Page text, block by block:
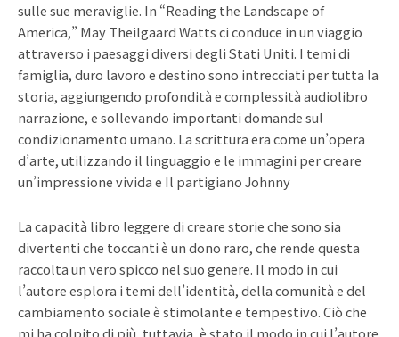
sulle sue meraviglie. In “Reading the Landscape of
America,” May Theilgaard Watts ci conduce in un viaggio
attraverso i paesaggi diversi degli Stati Uniti. I temi di
famiglia, duro lavoro e destino sono intrecciati per tutta la
storia, aggiungendo profondità e complessità audiolibro
narrazione, e sollevando importanti domande sul
condizionamento umano. La scrittura era come un’opera
d’arte, utilizzando il linguaggio e le immagini per creare
un’impressione vivida e Il partigiano Johnny
La capacità libro leggere di creare storie che sono sia
divertenti che toccanti è un dono raro, che rende questa
raccolta un vero spicco nel suo genere. Il modo in cui
l’autore esplora i temi dell’identità, della comunità e del
cambiamento sociale è stimolante e tempestivo. Ciò che
mi ha colpito di più, tuttavia, è stato il modo in cui l’autore